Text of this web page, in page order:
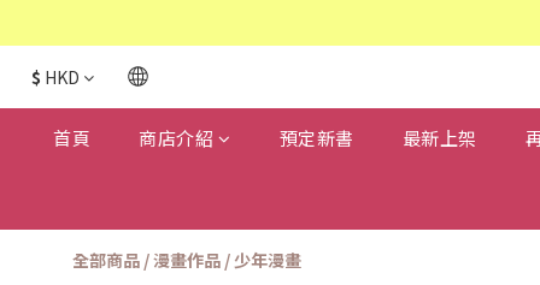
$ HKD
首頁 商店介紹 預定新書 最新上架
全部商品 /漫畫作品 / 少年漫畫